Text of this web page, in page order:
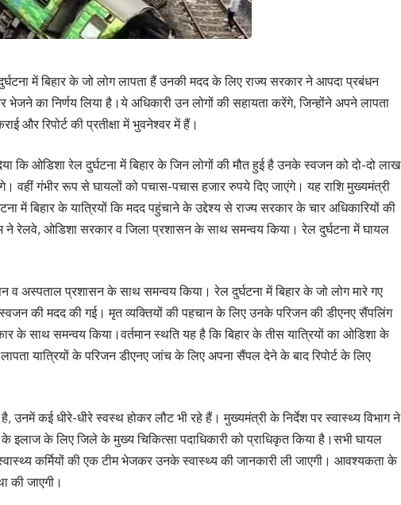
में बिहार के जो लोग लापता हैं उनकी मदद के लिए राज्य सरकार ने आपदा प्रबंधन
भेजने का निर्णय लिया है।ये अधिकारी उन लोगों की सहायता करेंगे, जिन्होंने अपने लापता
और रिपोर्ट की प्रतीक्षा में भुवनेश्वर में हैं।
कि ओडिशा रेल दुर्घटना में बिहार के जिन लोगों की मौत हुई है उनके स्वजन को दो-दो लाख
वहीं गंभीर रूप से घायलों को पचास-पचास हजार रुपये दिए जाएंगे। यह राशि मुख्यमंत्री
में बिहार के यात्रियों कि मदद पहुंचाने के उद्देश्य से राज्य सरकार के चार अधिकारियों की
ने रेलवे, ओडिशा सरकार व जिला प्रशासन के साथ समन्वय किया। रेल दुर्घटना में घायल
अस्पताल प्रशासन के साथ समन्वय किया। रेल दुर्घटना में बिहार के जो लोग मारे गए
की मदद की गई। मृत व्यक्तियों की पहचान के लिए उनके परिजन की डीएनए सैंपलिंग
के साथ समन्वय किया।वर्तमान स्थति यह है कि बिहार के तीस यात्रियों का ओडिशा के
यात्रियों के परिजन डीएनए जांच के लिए अपना सैंपल देने के बाद रिपोर्ट के लिए
उनमें कई धीरे-धीरे स्वस्थ होकर लौट भी रहे हैं। मुख्यमंत्री के निर्देश पर स्वास्थ्य विभाग ने
के लिए जिले के मुख्य चिकित्सा पदाधिकारी को प्राधिकृत किया है।सभी घायल
स्वास्थ्य कर्मियों की एक टीम भेजकर उनके स्वास्थ्य की जानकारी ली जाएगी। आवश्यकता के
की जाएगी।